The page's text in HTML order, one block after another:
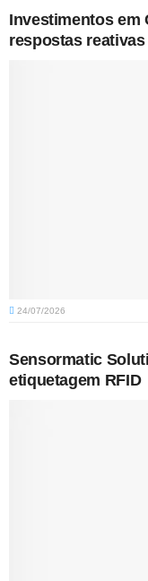
Investimentos em
respostas reativas
24/07/2026
Sensormatic
etiquetagem RFID